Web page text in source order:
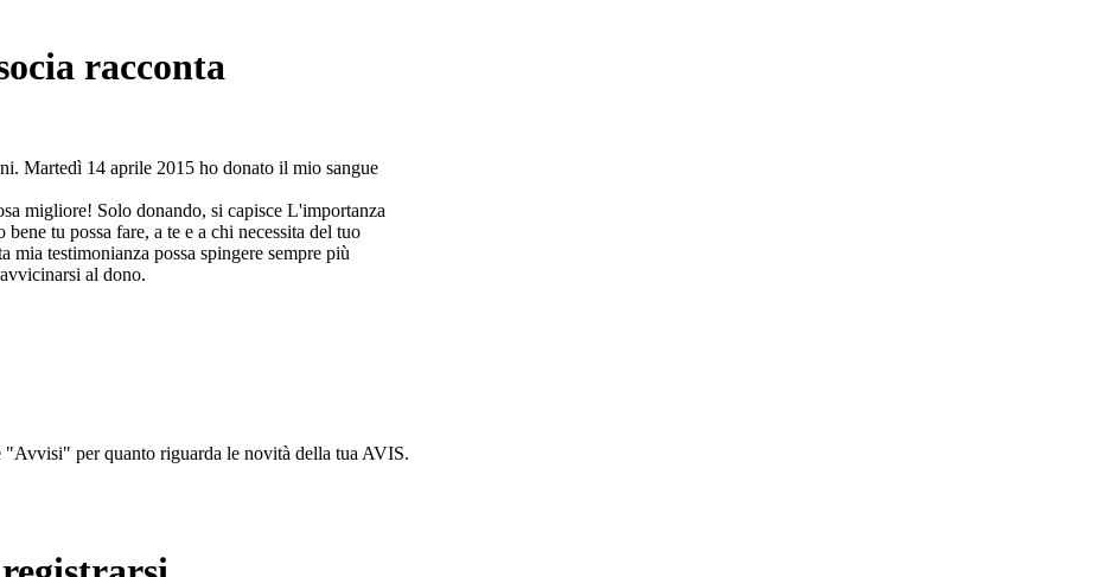
racconta
Martedì 14 aprile 2015 ho donato il mio sangue
migliore! Solo donando, si capisce L'importanza
bene tu possa fare, a te e a chi necessita del tuo
mia testimonianza possa spingere sempre più
al dono.
"Avvisi" per quanto riguarda le novità della tua AVIS.